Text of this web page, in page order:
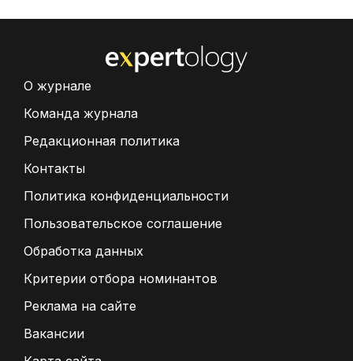
О журнале
Команда журнала
Редакционная политика
Контакты
Политика конфиденциальности
Пользовательское соглашение
Обработка данных
Критерии отбора номинантов
Реклама на сайте
Вакансии